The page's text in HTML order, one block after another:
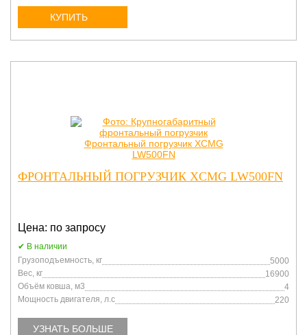
КУПИТЬ
ФРОНТАЛЬНЫЙ ПОГРУЗЧИК XCMG LW500FN
Цена: по запросу
В наличии
Грузоподъемность, кг
5000
Вес, кг
16900
Объём ковша, м3
4
Мощность двигателя, л.с
220
УЗНАТЬ БОЛЬШЕ